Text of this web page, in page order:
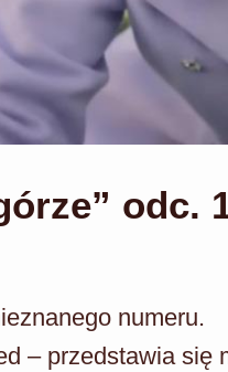
odc.
numeru.
– przedstawia się